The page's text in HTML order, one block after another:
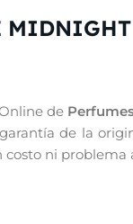
de
de la
costo ni problema